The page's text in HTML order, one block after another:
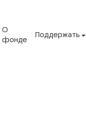
О
фонде
Поддержать